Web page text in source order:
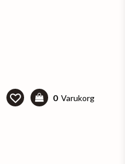
0 Varukorg